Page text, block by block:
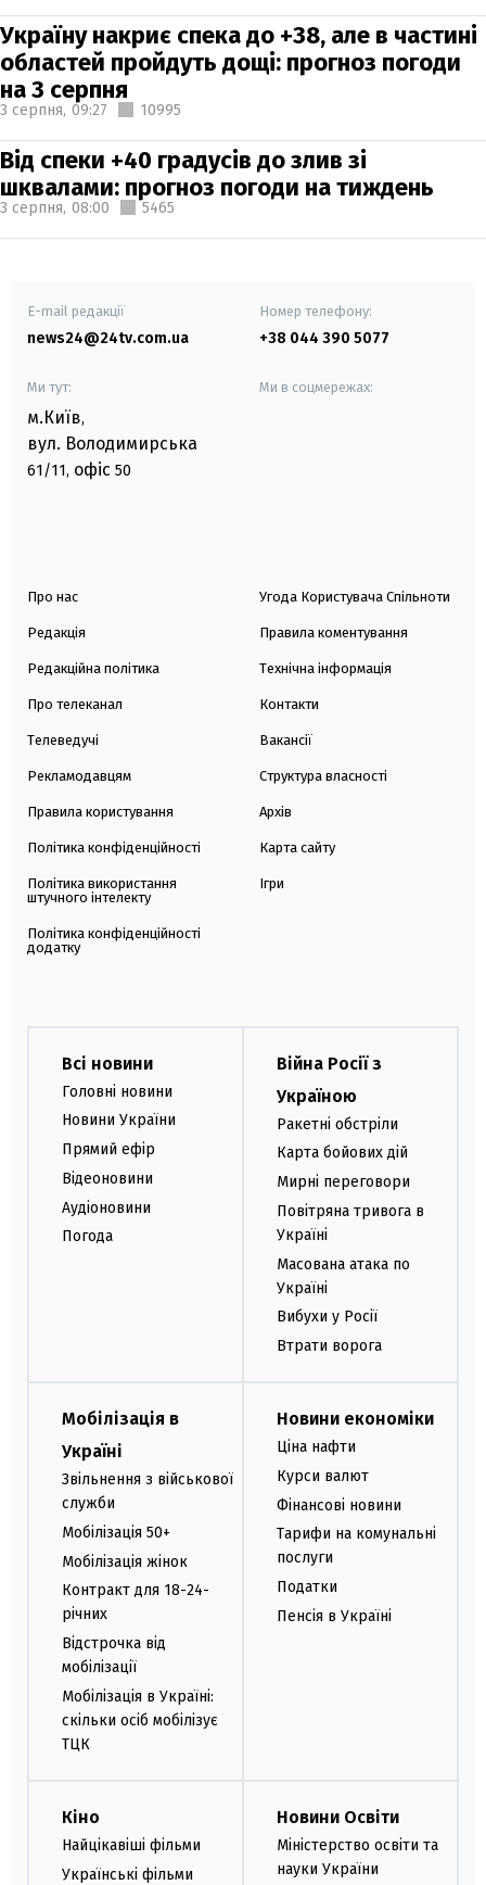
Україну накриє спека до +38, але в частині
областей пройдуть дощі: прогноз погоди
на 3 серпня
3 серпня, 09:27 10995
Від спеки +40 градусів до злив зі
шквалами: прогноз погоди на тиждень
3 серпня, 08:00 5465
E-mail редакції
news24@24tv.com.ua
Номер телефону:
+38 044 390 5077
Ми тут:
м.Київ,
вул. Володимирська
61/11, офіс 50
Ми в соцмережах:
Про нас
Редакція
Редакційна політика
Про телеканал
Телеведучі
Рекламодавцям
Правила користування
Політика конфіденційності
Політика використання
штучного інтелекту
Політика конфіденційності
додатку
Угода Користувача Спільноти
Правила коментування
Технічна інформація
Контакти
Вакансії
Структура власності
Архів
Карта сайту
Ігри
Всі новини
Головні новини
Новини України
Прямий ефір
Відеоновини
Аудіоновини
Погода
Війна Росії з
Україною
Ракетні обстріли
Карта бойових дій
Мирні переговори
Повітряна тривога в
Україні
Масована атака по
Україні
Вибухи у Росії
Втрати ворога
Мобілізація в
Україні
Звільнення з військової
служби
Мобілізація 50+
Мобілізація жінок
Контракт для 18-24-
річних
Відстрочка від
мобілізації
Мобілізація в Україні:
скільки осіб мобілізує
ТЦК
Новини економіки
Ціна нафти
Курси валют
Фінансові новини
Тарифи на комунальні
послуги
Податки
Пенсія в Україні
Кіно
Найцікавіші фільми
Українські фільми
Новини Освіти
Міністерство освіти та
науки України